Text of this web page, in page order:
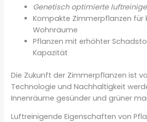
Genetisch optimierte
Kompakte Zimmerpflanzen für
Wohnräume
Pflanzen mit erhöhter
Kapazität
Die Zukunft der Zimmerpflanzen ist
Technologie und Nachhaltigkeit
Innenräume gesünder und grüner
Luftreinigende Eigenschaften von